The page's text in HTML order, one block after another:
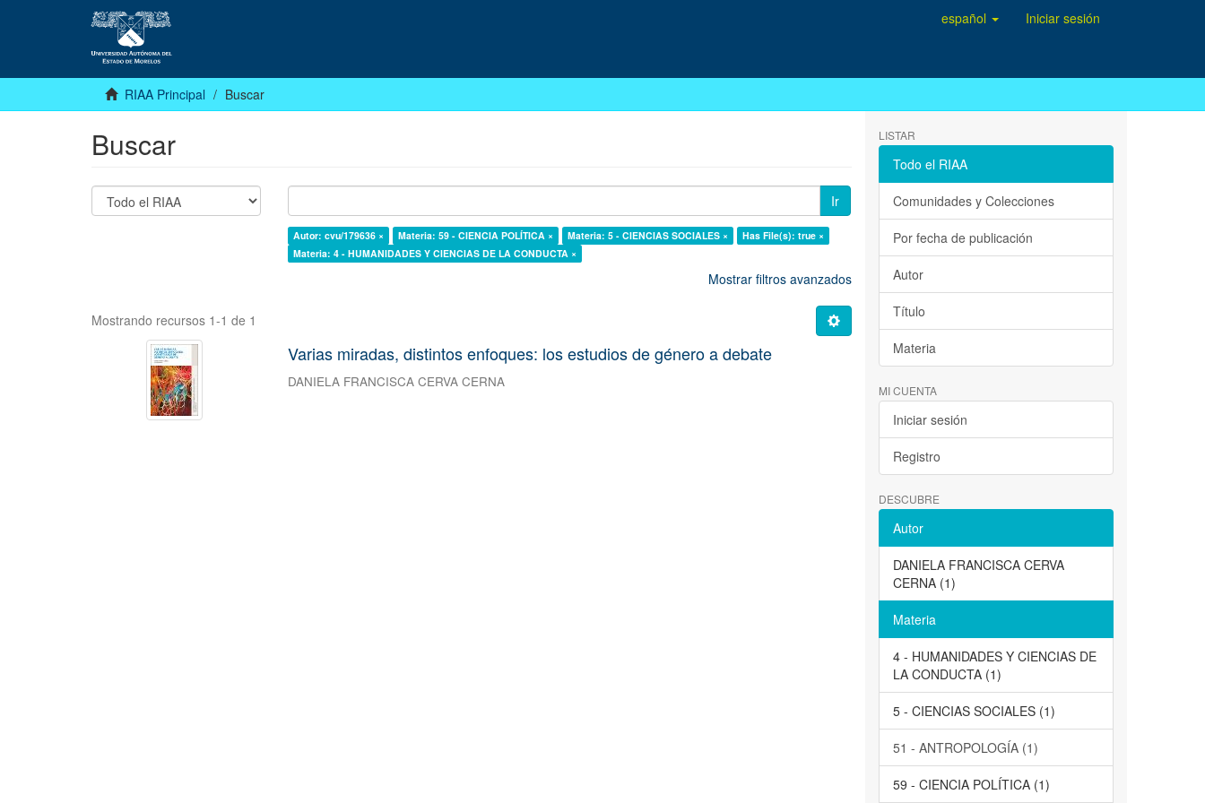
español Iniciar sesión
RIAA Principal Buscar
Buscar
Ir
Autor: cvu/179636 × Materia: 59 - CIENCIA POLÍTICA × Materia: 5 - CIENCIAS SOCIALES ×
Has File(s): true ×
Materia: 4 - HUMANIDADES Y CIENCIAS DE LA CONDUCTA ×
Mostrar filtros avanzados
Mostrando recursos 1-1 de 1
Varias miradas, distintos enfoques: los estudios de género a debate
DANIELA FRANCISCA CERVA CERNA
LISTAR
Todo el RIAA
Comunidades y Colecciones
Por fecha de publicación
Autor
Título
Materia
MI CUENTA
Iniciar sesión
Registro
DESCUBRE
Autor
DANIELA FRANCISCA CERVA
CERNA (1)
Materia
4 - HUMANIDADES Y CIENCIAS DE
LA CONDUCTA (1)
5 - CIENCIAS SOCIALES (1)
51 - ANTROPOLOGÍA (1)
59 - CIENCIA POLÍTICA (1)